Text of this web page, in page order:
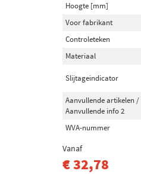
Hoogte [mm]
Voor fabrikant
Controleteken
Materiaal
Slijtageindicator
Aanvullende artikelen /
Aanvullende info 2
WVA-nummer
Vanaf
€ 32,78